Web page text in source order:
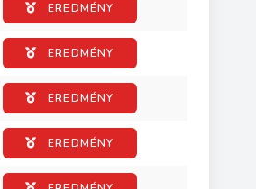
EREDMÉNY
EREDMÉNY
EREDMÉNY
EREDMÉNY